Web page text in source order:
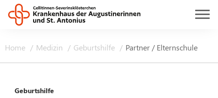
Home Medizin Geburtshilfe Partner / Elternschule
Geburtshilfe